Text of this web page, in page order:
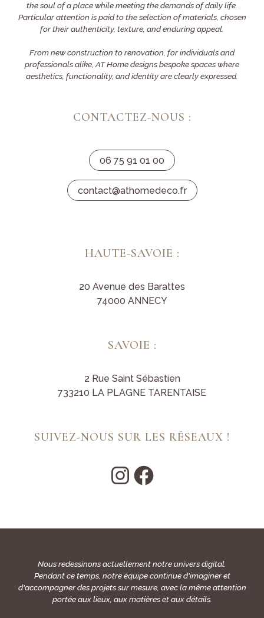
the soul of a place while meeting the demands of daily life.
Particular attention is paid to the selection of materials, chosen
for their authenticity, texture, and enduring appeal.
From new construction to renovation, for individuals and
professionals alike, AT Home designs bespoke spaces where
aesthetics, functionality, and identity are clearly expressed.
CONTACTEZ-NOUS :
06 75 91 01 00
contact@athomedeco.fr
HAUTE-SAVOIE :
20 Avenue des Barattes
74000 ANNECY
SAVOIE :
2 Rue Saint Sébastien
733210 LA PLAGNE TARENTAISE
SUIVEZ-NOUS SUR LES RÉSEAUX !
Nous redessinons actuellement notre univers digital.
Pendant ce temps, notre équipe continue d'imaginer et
d'accompagner des projets sur mesure, avec la même attention
portée aux lieux, aux matières et aux détails.